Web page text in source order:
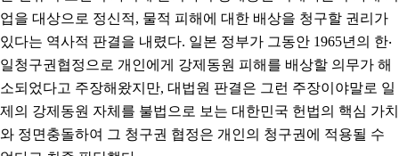
업을 대상으로 정신적, 물적 피해에 대한 배상을 청구할 권리가
있다는 역사적 판결을 내렸다. 일본 정부가 그동안 1965년의 한‧
일청구권협정으로 개인에게 강제동원 피해를 배상할 의무가 해
소되었다고 주장해왔지만, 대법원 판결은 그런 주장이야말로 일
제의 강제동원 자체를 불법으로 보는 대한민국 헌법의 핵심 가치
와 정면충돌하여 그 청구권 협정은 개인의 청구권에 적용될 수